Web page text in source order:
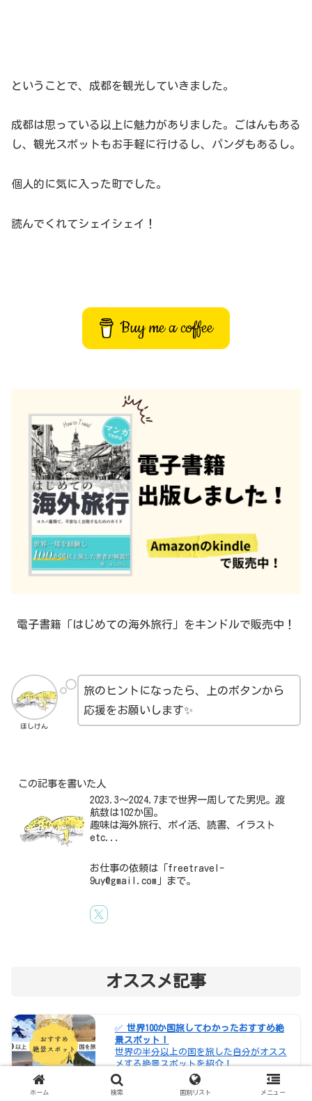
ということで、成都を観光していきました。
成都は思っている以上に魅力がありました。ごはんもある
し、観光スポットもお手軽に行けるし、パンダもあるし。
個人的に気に入った町でした。
読んでくれてシェイシェイ！
Buy me a coffee
電子書籍「はじめての海外旅行」をキンドルで販売中！
ほしけん
旅のヒントになったら、上のボタンから
応援をお願いします✨
この記事を書いた人
2023.3～2024.7まで世界一周してた男児。渡
航数は102か国。
趣味は海外旅行、ポイ活、読書、イラスト
etc...
お仕事の依頼は「freetravel-
9uy@gmail.com」まで。
オススメ記事
✅ 世界100か国旅してわかったおすすめ絶
景スポット！
世界の半分以上の国を旅した自分がオスス
メする絶景スポットを紹介！
ホーム 検索 国別リスト メニュー